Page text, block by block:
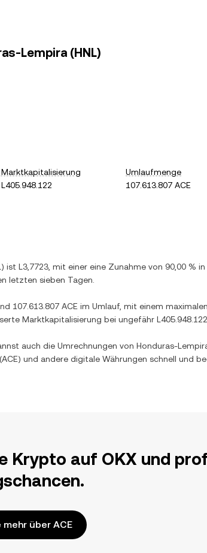
Lempira (HNL)
Marktkapitalisierung
L405.948.122
Umlaufmenge
107.613.807 ACE
) ist L3,7723 , mit einer eine Zunahme von 90,00 % in
letzten sieben Tagen.
107.613.807 ACE im Umlauf, mit einem maximalen
Marktkapitalisierung bei ungefähr L405.948.122
auch die Umrechnungen von Honduras-
(ACE) und andere digitale Währungen schnell und
Krypto auf OKX und
mehr über ACE